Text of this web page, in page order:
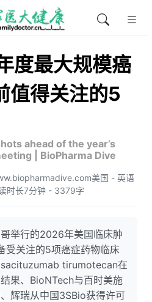
度最大规模癌
值得关注的5
ahead of the year’s
| BioPharma Dive
美国 - 英语
时长7分钟 - 3379字
举行的2026年美国临床肿
受关注的5项癌症药物临床
tirumotecan在
果、BioNTech与百时美施
辉瑞从中国3SBio获得许可